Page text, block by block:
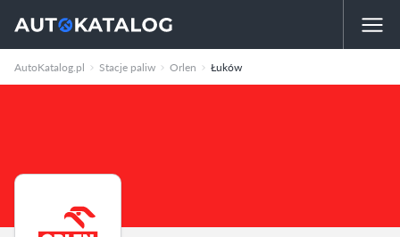
AutoKatalog.pl Stacje paliw Orlen Łuków